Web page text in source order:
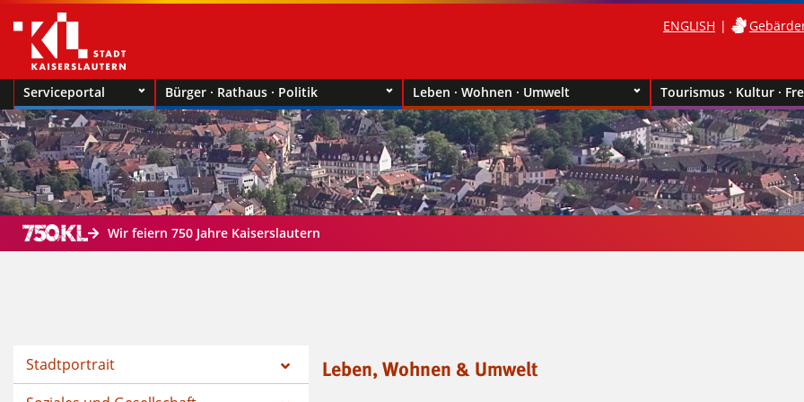
ENGLISH
Serviceportal Bürger · Rathaus · Politik Leben · Wohnen · Umwelt Tourismus · Kultur ·
Wir feiern 750 Jahre Kaiserslautern
Stadtportrait
Leben, Wohnen & Umwelt